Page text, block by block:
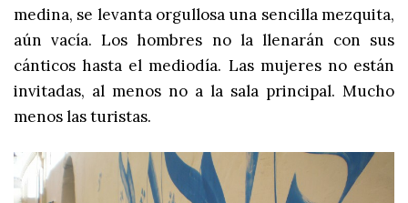
medina, se levanta orgullosa una sencilla mezquita,
aún vacía. Los hombres no la llenarán con sus
cánticos hasta el mediodía. Las mujeres no están
invitadas, al menos no a la sala principal. Mucho
menos las turistas.